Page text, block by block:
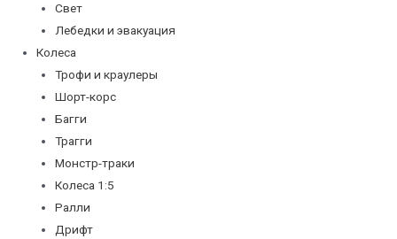
Свет
Лебедки и эвакуация
Колеса
Трофи и краулеры
Шорт-корс
Багги
Трагги
Монстр-траки
Колеса 1:5
Ралли
Дрифт